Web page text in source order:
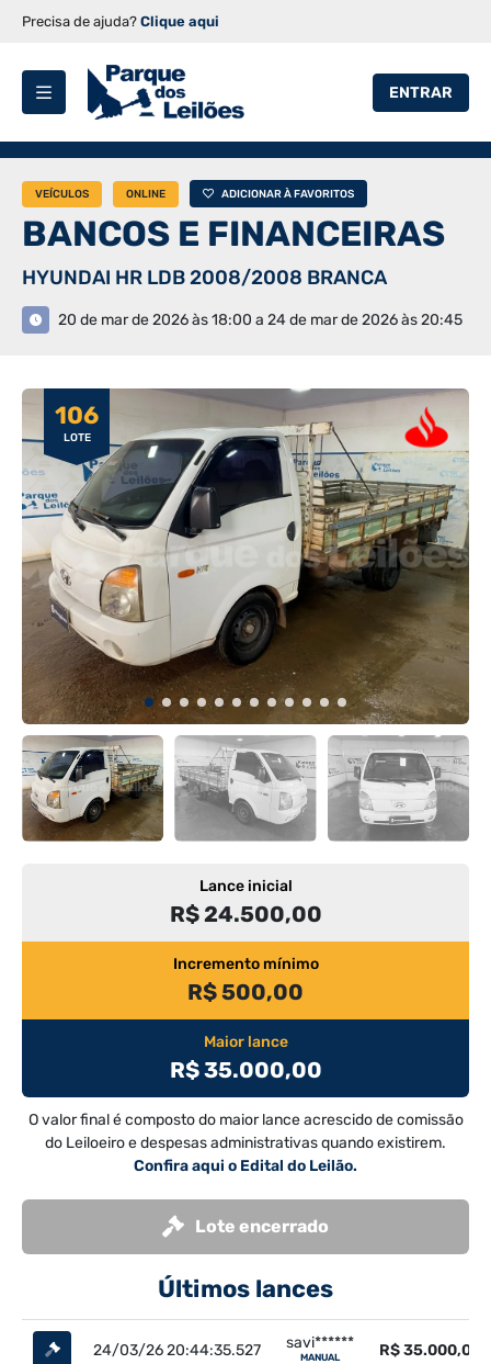
Precisa de ajuda? Clique aqui
ENTRAR
VEÍCULOS ONLINE ADICIONAR À FAVORITOS
BANCOS E FINANCEIRAS
HYUNDAI HR LDB 2008/2008 BRANCA
20 de mar de 2026 às 18:00 a 24 de mar de 2026 às 20:45
106
LOTE
Lance inicial
R$ 24.500,00
Incremento mínimo
R$ 500,00
Maior lance
R$ 35.000,00
O valor final é composto do maior lance acrescido de comissão
do Leiloeiro e despesas administrativas quando existirem.
Confira aqui o Edital do Leilão.
Lote encerrado
Últimos lances
24/03/26 20:44:35.527 savi******
MANUAL R$ 35.000,00